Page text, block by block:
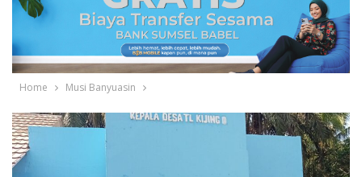
Home Musi Banyuasin